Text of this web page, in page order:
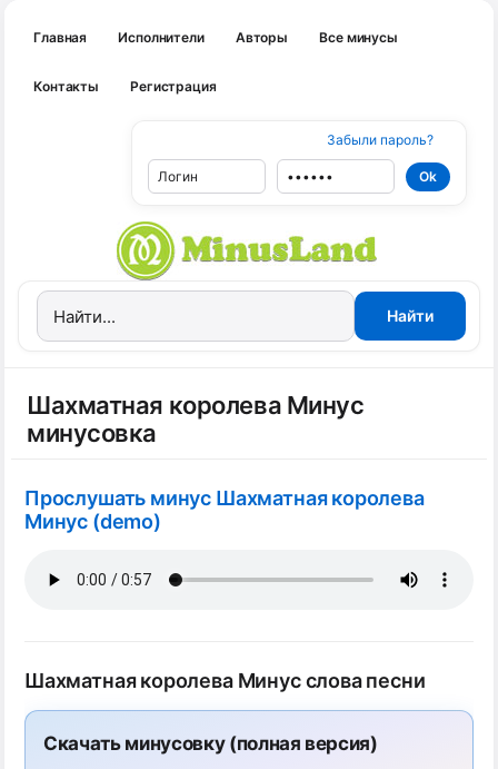
Главная Исполнители Авторы Все минусы
Контакты Регистрация
Забыли пароль?
Шахматная королева Минус
минусовка
Прослушать минус Шахматная королева
Минус (demo)
Шахматная королева Минус слова песни
Скачать минусовку (полная версия)